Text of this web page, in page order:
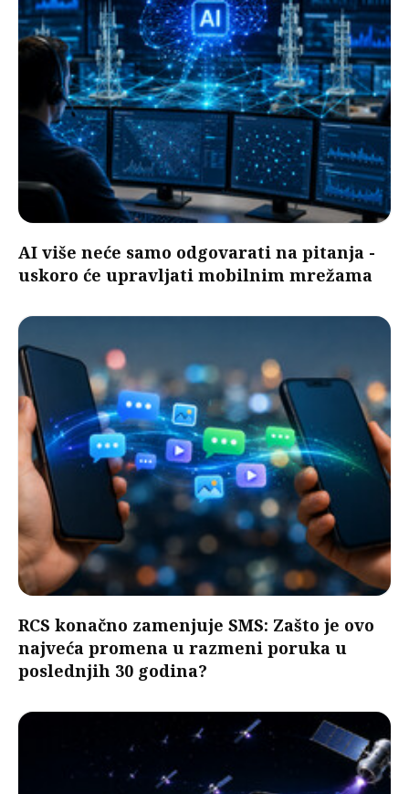
AI više neće samo odgovarati na pitanja -
uskoro će upravljati mobilnim mrežama
RCS konačno zamenjuje SMS: Zašto je ovo
najveća promena u razmeni poruka u
poslednjih 30 godina?